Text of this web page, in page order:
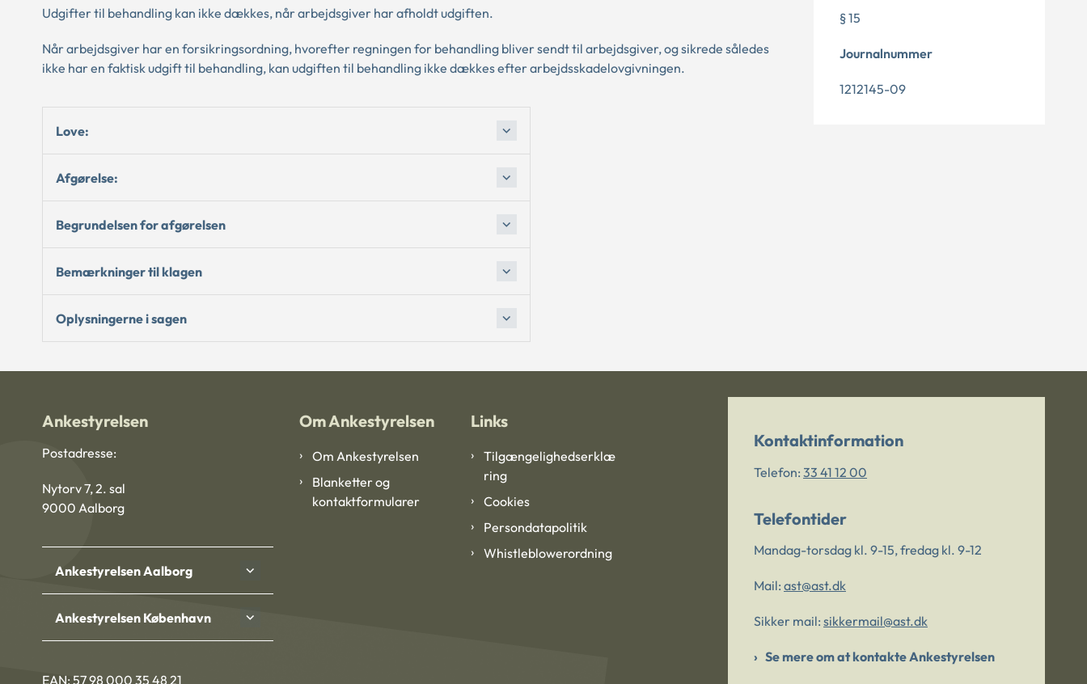
Udgifter til behandling kan ikke dækkes, når arbejdsgiver har afholdt udgiften.
Når arbejdsgiver har en forsikringsordning, hvorefter regningen for behandling bliver sendt til arbejdsgiver, og sikrede således
ikke har en faktisk udgift til behandling, kan udgiften til behandling ikke dækkes efter arbejdsskadelovgivningen.
Love:
Afgørelse:
Begrundelsen for afgørelsen
Bemærkninger til klagen
Oplysningerne i sagen
§ 15
Journalnummer
1212145-09
Ankestyrelsen
Postadresse:
Nytorv 7, 2. sal
9000 Aalborg
Ankestyrelsen Aalborg
Ankestyrelsen København
EAN: 57 98 000 35 48 21
Om Ankestyrelsen
Om Ankestyrelsen
Blanketter og
kontaktformularer
Links
Tilgængelighedserklæ
ring
Cookies
Persondatapolitik
Whistleblowerordning
Kontaktinformation
Telefon: 33 41 12 00
Telefontider
Mandag-torsdag kl. 9-15, fredag kl. 9-12
Mail: ast@ast.dk
Sikker mail: sikkermail@ast.dk
Se mere om at kontakte Ankestyrelsen